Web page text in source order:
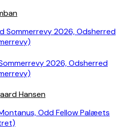
2026, Odsherred
Hansen